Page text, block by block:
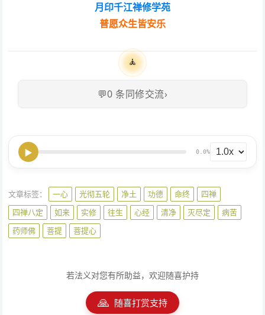
月印千江禅修学苑
普愿众生皆安乐
🧘
💬0 条同修交流›
▶ 0.0%
文章标签： 一心 光彻五轮 净土 功德 命终
四禅
四禅八定
如来 实修 往生 心经 清净 灭尽定
病苦
药师佛
菩提 菩提心
若法义对您有所助益，欢迎随喜护持
🙏 随喜打赏支持